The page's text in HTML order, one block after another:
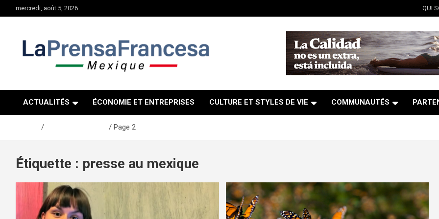
au
mercredi, août 5, 2026 QUI
ACTUALITÉS ÉCONOMIE ET ENTREPRISES CULTURE ET STYLES DE VIE COMMUNAUTÉS
Page 2
Étiquette : presse au mexique